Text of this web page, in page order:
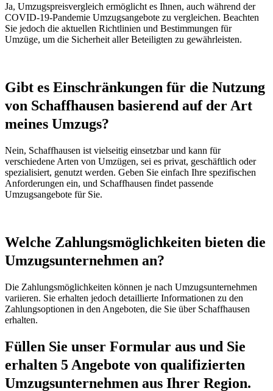
Ja, Umzugspreisvergleich ermöglicht es Ihnen, auch während der
COVID-19-Pandemie Umzugsangebote zu vergleichen. Beachten
Sie jedoch die aktuellen Richtlinien und Bestimmungen für
Umzüge, um die Sicherheit aller Beteiligten zu gewährleisten.
Gibt es Einschränkungen für die Nutzung
von Schaffhausen basierend auf der Art
meines Umzugs?
Nein, Schaffhausen ist vielseitig einsetzbar und kann für
verschiedene Arten von Umzügen, sei es privat, geschäftlich oder
spezialisiert, genutzt werden. Geben Sie einfach Ihre spezifischen
Anforderungen ein, und Schaffhausen findet passende
Umzugsangebote für Sie.
Welche Zahlungsmöglichkeiten bieten die
Umzugsunternehmen an?
Die Zahlungsmöglichkeiten können je nach Umzugsunternehmen
variieren. Sie erhalten jedoch detaillierte Informationen zu den
Zahlungsoptionen in den Angeboten, die Sie über Schaffhausen
erhalten.
Füllen Sie unser Formular aus und Sie
erhalten 5 Angebote von qualifizierten
Umzugsunternehmen aus Ihrer Region.